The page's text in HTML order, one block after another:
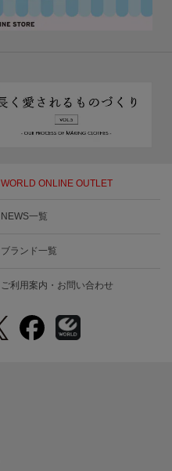
WORLD ONLINE OUTLET
NEWS一覧
ブランド一覧
ご利用案内・お問い合わせ